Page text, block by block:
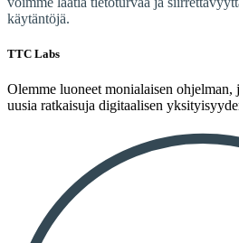
käytäntöjä.
TTC Labs
Olemme luoneet monialaisen
uusia ratkaisuja digitaalisen